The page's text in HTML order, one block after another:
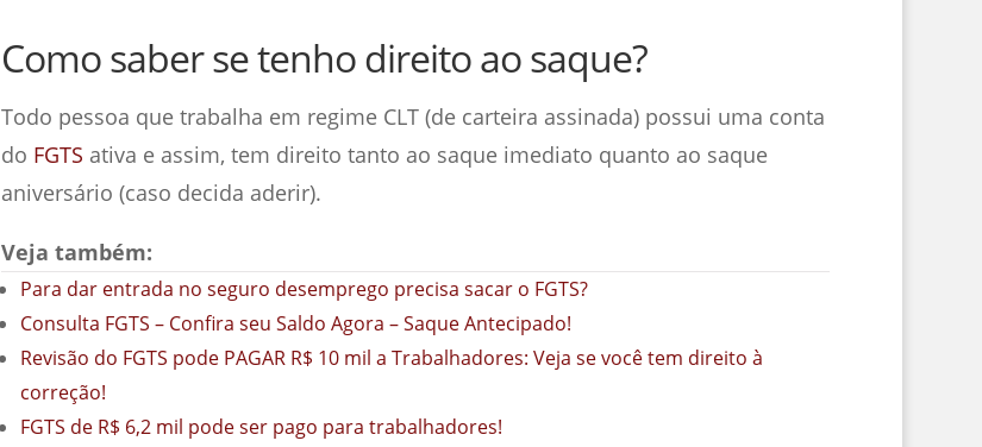
Como saber se tenho direito ao saque?
Todo pessoa que trabalha em regime CLT (de carteira assinada) possui uma conta
do FGTS ativa e assim, tem direito tanto ao saque imediato quanto ao saque
aniversário (caso decida aderir).
Veja também:
Para dar entrada no seguro desemprego precisa sacar o FGTS?
Consulta FGTS – Confira seu Saldo Agora – Saque Antecipado!
Revisão do FGTS pode PAGAR R$ 10 mil a Trabalhadores: Veja se você tem direito à
correção!
FGTS de R$ 6,2 mil pode ser pago para trabalhadores!